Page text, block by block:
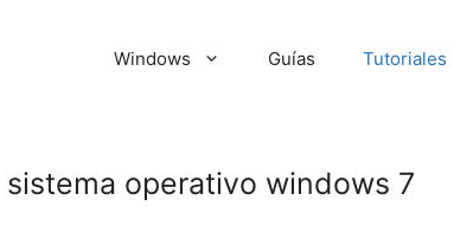
Windows Guías Tutoriales
operativo windows 7